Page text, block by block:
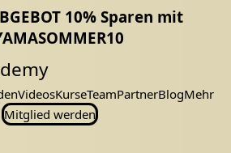
10% Sparen mit
VideosKurseTeamPartnerBlogMehr
Mitglied werden